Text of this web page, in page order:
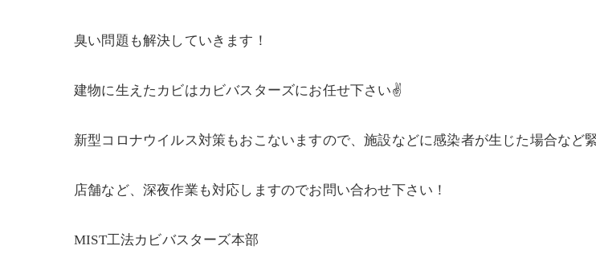
臭い問題も解決していきます！
建物に生えたカビはカビバスターズにお任せ下さい✌️
新型コロナウイルス対策もおこないますので、施設などに感染者が生じた場合など
店舗など、深夜作業も対応しますのでお問い合わせ下さい！
MIST工法カビバスターズ本部